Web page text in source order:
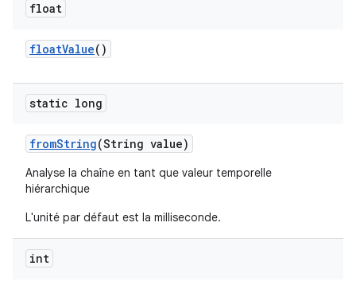
float
floatValue()
static long
fromString(String value)
Analyse la chaîne en tant que valeur temporelle
hiérarchique
L'unité par défaut est la milliseconde.
int